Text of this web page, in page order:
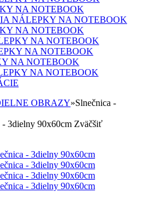
NA NOTEBOOK
NÁLEPKY NA NOTEBOOK
NA NOTEBOOK
NA NOTEBOOK
NA NOTEBOOK
NA NOTEBOOK
NA NOTEBOOK
OBRAZY»Slnečnica -
Zväčšiť